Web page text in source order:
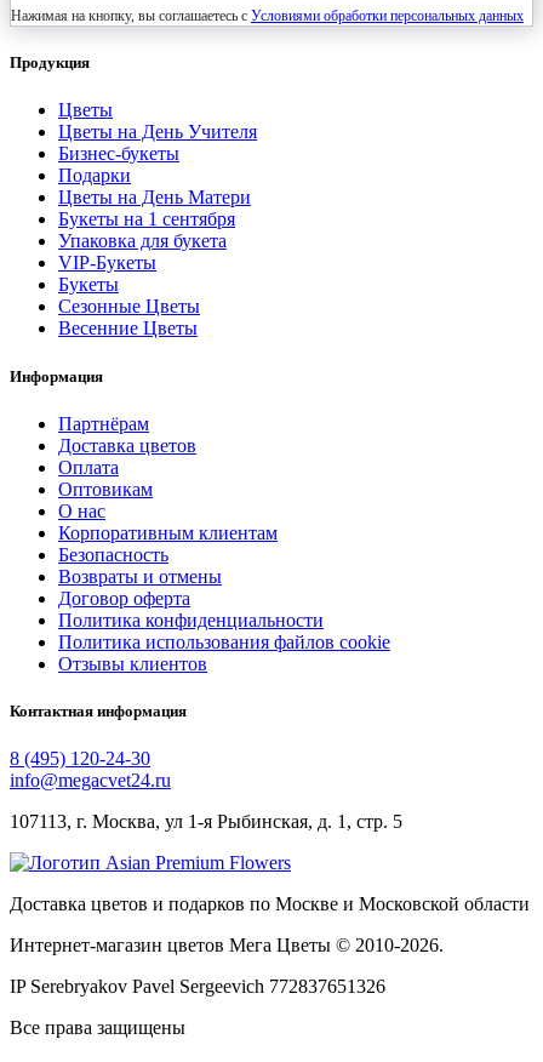
Нажимая на кнопку, вы соглашаетесь с Условиями обработки персональных данных
Продукция
Цветы
Цветы на День Учителя
Бизнес-букеты
Подарки
Цветы на День Матери
Букеты на 1 сентября
Упаковка для букета
VIP-Букеты
Букеты
Сезонные Цветы
Весенние Цветы
Информация
Партнёрам
Доставка цветов
Оплата
Оптовикам
О нас
Корпоративным клиентам
Безопасность
Возвраты и отмены
Договор оферта
Политика конфиденциальности
Политика использования файлов cookie
Отзывы клиентов
Контактная информация
8 (495) 120-24-30
info@megacvet24.ru
107113, г. Москва, ул 1-я Рыбинская, д. 1, стр. 5
Доставка цветов и подарков по Москве и Московской области
Интернет-магазин цветов Мега Цветы © 2010-2026.
IP Serebryakov Pavel Sergeevich 772837651326
Все права защищены